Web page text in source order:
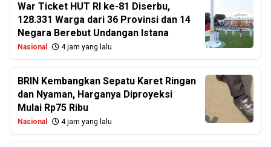
War Ticket HUT RI ke-81 Diserbu,
128.331 Warga dari 36 Provinsi dan 14
Negara Berebut Undangan Istana
Nasional 4 jam yang lalu
BRIN Kembangkan Sepatu Karet Ringan
dan Nyaman, Harganya Diproyeksi
Mulai Rp75 Ribu
Nasional 4 jam yang lalu